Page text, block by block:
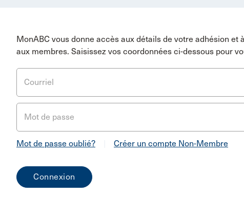
MonABC vous donne accès aux détails de votre adhésion et
aux membres. Saisissez vos coordonnées ci-dessous pour
Courriel
Mot de passe
Mot de passe oublié? Créer un compte Non-Membre